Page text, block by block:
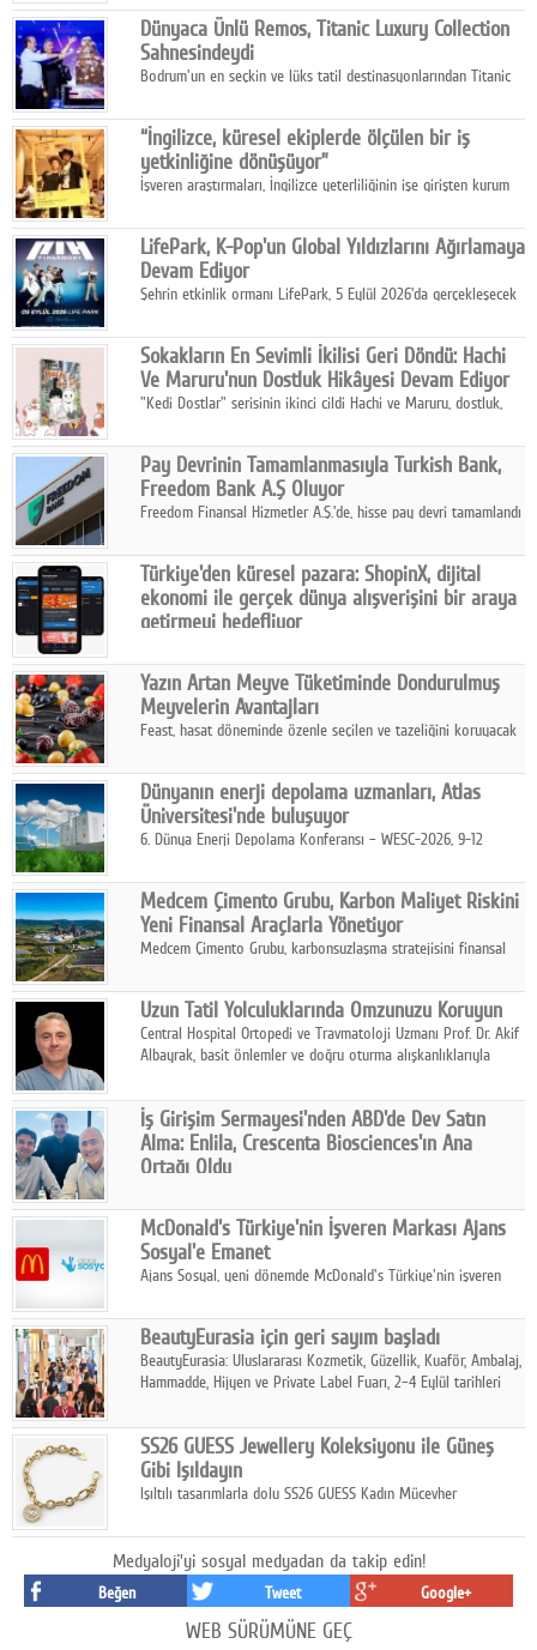
Dünyaca Ünlü Remos, Titanic Luxury Collection
Sahnesindeydi
Bodrum'un en seçkin ve lüks tatil destinasyonlarından Titanic
yaz etkinlikleri kapsamında uluslararası yıldızları ağırlamaya
devam ediyor
“İngilizce, küresel ekiplerde ölçülen bir iş
yetkinliğine dönüşüyor”
İşveren araştırmaları, İngilizce yeterliliğinin işe girişten kurum
gösteriyor.
LifePark, K-Pop'un Global Yıldızlarını Ağırlamaya
Devam Ediyor
Şehrin etkinlik ormanı LifePark, 5 Eylül 2026'da gerçekleşecek
haritasında önemli bir destinasyon haline getirmeye
hazırlanıyor.
Sokakların En Sevimli İkilisi Geri Döndü: Hachi
Ve Maruru'nun Dostluk Hikâyesi Devam Ediyor
"Kedi Dostlar" serisinin ikinci cildi Hachi ve Maruru, dostluk,
mevsiminin zorlu koşulları eşliğinde anlatıyor.
Pay Devrinin Tamamlanmasıyla Turkish Bank,
Freedom Bank A.Ş Oluyor
Freedom Finansal Hizmetler A.Ş.'de, hisse pay devri tamamlandı
Turkish Bank'ın ticaret unvanının “Freedom Bank A.Ş.” olmasına
karar verildi.
Türkiye'den küresel pazara: ShopinX, dijital
ekonomi ile gerçek dünya alışverişini bir araya
getirmeyi hedefliyor
ekonomi ile gerçek dünya alışveriş deneyimi arasında köprü
kurmayı hedefleyen vizyonuyla uluslararası pazarlara açılıyor.
Yazın Artan Meyve Tüketiminde Dondurulmuş
Meyvelerin Avantajları
Feast, hasat döneminde özenle seçilen ve tazeliğini koruyacak
pratik, güvenilir ve lezzetli bir alternatif sunuyor.
Dünyanın enerji depolama uzmanları, Atlas
Üniversitesi'nde buluşuyor
6. Dünya Enerji Depolama Konferansı – WESC-2026, 9-12
sahipliğinde gerçekleştirilecek.
Medcem Çimento Grubu, Karbon Maliyet Riskini
Yeni Finansal Araçlarla Yönetiyor
Medcem Çimento Grubu, karbonsuzlaşma stratejisini finansal
Uzun Tatil Yolculuklarında Omzunuzu Koruyun
Central Hospital Ortopedi ve Travmatoloji Uzmanı Prof. Dr. Akif
Albayrak, basit önlemler ve doğru oturma alışkanlıklarıyla
İş Girişim Sermayesi'nden ABD'de Dev Satın
Alma: Enlila, Crescenta Biosciences'ın Ana
Ortağı Oldu
stratejisini uluslararası ölçeğe taşıyan satın alma hamlesini
tamamladı.
McDonald's Türkiye'nin İşveren Markası Ajans
Sosyal'e Emanet
Ajans Sosyal, yeni dönemde McDonald's Türkiye'nin işveren
BeautyEurasia için geri sayım başladı
BeautyEurasia: Uluslararası Kozmetik, Güzellik, Kuaför, Ambalaj,
Hammadde, Hijyen ve Private Label Fuarı, 2–4 Eylül tarihleri
SS26 GUESS Jewellery Koleksiyonu ile Güneş
Gibi Işıldayın
Işıltılı tasarımlarla dolu SS26 GUESS Kadın Mücevher
dokunuşunu taşıyor.
Medyaloji'yi sosyal medyadan da takip edin!
Beğen Tweet Google+
WEB SÜRÜMÜNE GEÇ